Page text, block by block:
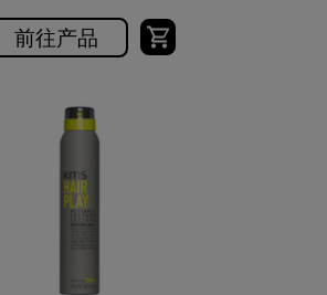
前往产品